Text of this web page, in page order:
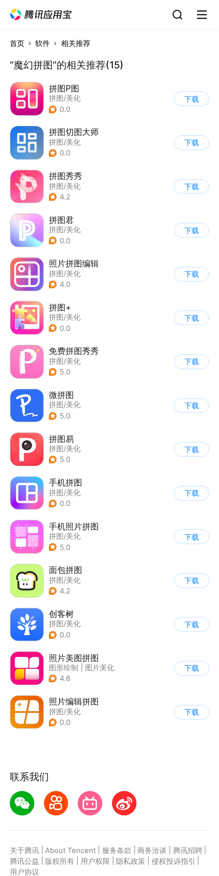
首页 软件 相关推荐
“魔幻拼图”的相关推荐(15)
拼图P图
拼图/美化
0.0
下载
拼图切图大师
拼图/美化
0.0
下载
拼图秀秀
拼图/美化
4.2
下载
拼图君
拼图/美化
0.0
下载
照片拼图编辑
拼图/美化
4.0
下载
拼图+
拼图/美化
0.0
下载
免费拼图秀秀
拼图/美化
5.0
下载
微拼图
拼图/美化
5.0
下载
拼图易
拼图/美化
5.0
下载
手机拼图
拼图/美化
0.0
下载
手机照片拼图
拼图/美化
5.0
下载
面包拼图
拼图/美化
4.2
下载
创客树
拼图/美化
0.0
下载
照片美图拼图
图形绘制
图片美化
| 拼图/美化
4.6
下载
照片编辑拼图
拼图/美化
0.0
下载
联系我们
关于腾讯 About Tencent 服务条款 商务洽谈 腾讯招聘
腾讯公益
版权所有 用户权限 隐私政策 侵权投诉指引
用户协议